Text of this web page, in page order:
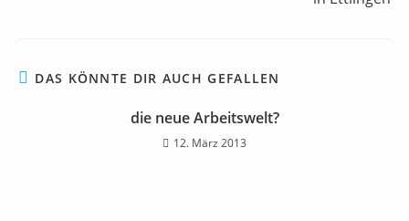
DAS KÖNNTE DIR AUCH GEFALLEN
die neue Arbeitswelt?
12. März 2013